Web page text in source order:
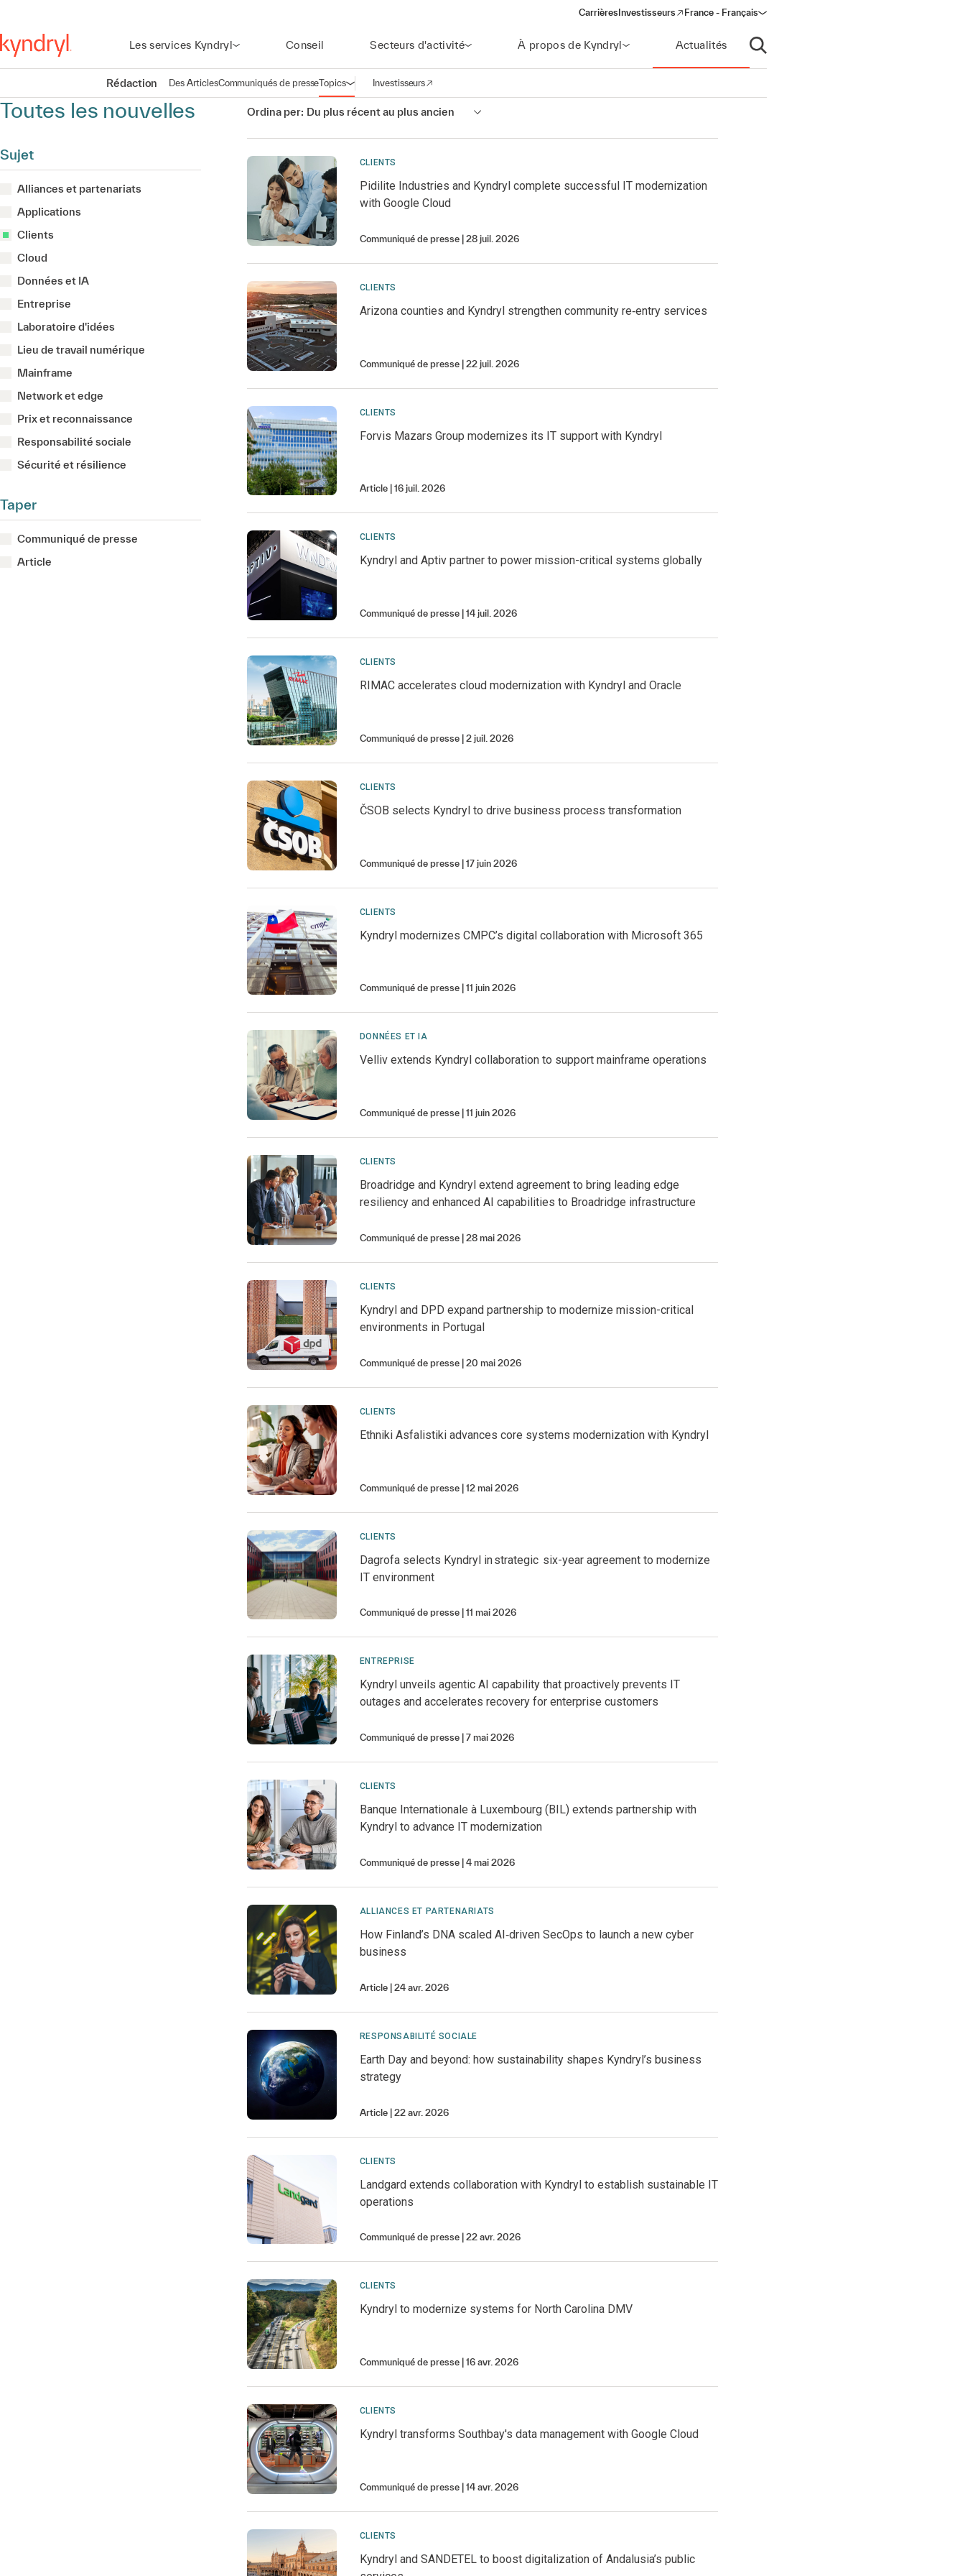
Carrières Investisseurs
(opens in a new window)
France - Français
Les services Kyndryl Conseil Secteurs d'activité À propos de Kyndryl Actualités
Ouvrir la recherche
Rédaction Des ArticlesCommuniqués de presseTopicsOuvrir la navigation
Investisseurs
(opens in a new window)
Toutes les nouvelles
Sujet
Alliances et partenariats
Applications
Clients
Cloud
Données et IA
Entreprise
Laboratoire d'idées
Lieu de travail numérique
Mainframe
Network et edge
Prix et reconnaissance
Responsabilité sociale
Sécurité et résilience
Taper
Communiqué de presse
Article
Ordina per: Du plus récent au plus ancien
CLIENTS
Pidilite Industries and Kyndryl complete successful IT modernization
with Google Cloud
Communiqué de presse 28 juil. 2026
CLIENTS
Arizona counties and Kyndryl strengthen community re‑entry services
Communiqué de presse 22 juil. 2026
CLIENTS
Forvis Mazars Group modernizes its IT support with Kyndryl
Article 16 juil. 2026
CLIENTS
Kyndryl and Aptiv partner to power mission-critical systems globally
Communiqué de presse 14 juil. 2026
CLIENTS
RIMAC accelerates cloud modernization with Kyndryl and Oracle
Communiqué de presse 2 juil. 2026
CLIENTS
ČSOB selects Kyndryl to drive business process transformation
Communiqué de presse 17 juin 2026
CLIENTS
Kyndryl modernizes CMPC’s digital collaboration with Microsoft 365
Communiqué de presse 11 juin 2026
DONNÉES ET IA
Velliv extends Kyndryl collaboration to support mainframe operations
Communiqué de presse 11 juin 2026
CLIENTS
Broadridge and Kyndryl extend agreement to bring leading edge
resiliency and enhanced AI capabilities to Broadridge infrastructure
Communiqué de presse 28 mai 2026
CLIENTS
Kyndryl and DPD expand partnership to modernize mission-critical
environments in Portugal
Communiqué de presse 20 mai 2026
CLIENTS
Ethniki Asfalistiki advances core systems modernization with Kyndryl
Communiqué de presse 12 mai 2026
CLIENTS
Dagrofa selects Kyndryl in strategic six-year agreement to modernize
IT environment
Communiqué de presse 11 mai 2026
ENTREPRISE
Kyndryl unveils agentic AI capability that proactively prevents IT
outages and accelerates recovery for enterprise customers
Communiqué de presse 7 mai 2026
CLIENTS
Banque Internationale à Luxembourg (BIL) extends partnership with
Kyndryl to advance IT modernization
Communiqué de presse 4 mai 2026
ALLIANCES ET PARTENARIATS
How Finland’s DNA scaled AI‑driven SecOps to launch a new cyber
business
Article 24 avr. 2026
RESPONSABILITÉ SOCIALE
Earth Day and beyond: how sustainability shapes Kyndryl’s business
strategy
Article 22 avr. 2026
CLIENTS
Landgard extends collaboration with Kyndryl to establish sustainable IT
operations
Communiqué de presse 22 avr. 2026
CLIENTS
Kyndryl to modernize systems for North Carolina DMV
Communiqué de presse 16 avr. 2026
CLIENTS
Kyndryl transforms Southbay's data management with Google Cloud
Communiqué de presse 14 avr. 2026
CLIENTS
Kyndryl and SANDETEL to boost digitalization of Andalusia’s public